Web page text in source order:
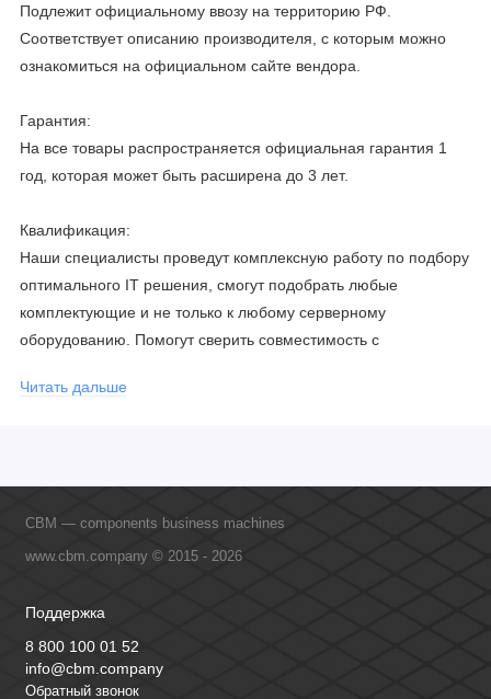
Подлежит официальному ввозу на территорию РФ.
Соответствует описанию производителя, с которым можно
ознакомиться на официальном сайте вендора.
Гарантия:
На все товары распространяется официальная гарантия 1
год, которая может быть расширена до 3 лет.
Квалификация:
Наши специалисты проведут комплексную работу по подбору
оптимального IT решения, смогут подобрать любые
комплектующие и не только к любому серверному
оборудованию. Помогут сверить совместимость с
официальными производителями и проводим регулярное
Читать дальше
CBM — components business machines
www.cbm.company © 2015 - 2026
Поддержка
8 800 100 01 52
info@cbm.company
Обратный звонок